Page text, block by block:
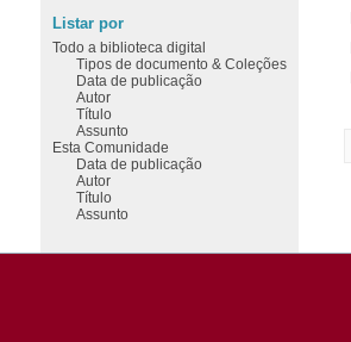
Listar por
Todo a biblioteca digital
Tipos de documento & Coleções
Data de publicação
Autor
Título
Assunto
Esta Comunidade
Data de publicação
Autor
Título
Assunto